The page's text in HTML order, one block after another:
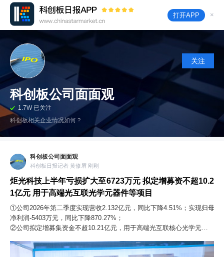
打开APP ×
关注
科创板公司面面观
1.7W 已关注
科创板相关企业情况如何？
科创板公司面面观
科创板日报记者 黄修眉 刚刚
炬光科技上半年亏损扩大至6723万元 拟定增募资不超10.2
1亿元 用于高端光互联光学元器件等项目
①公司2026年第二季度实现营收2.132亿元，同比下降4.51%；实现归母
净利润-5403万元，同比下降870.27%；
②公司拟定增募集资金不超10.21亿元，用于高端光互联核心光学元器件